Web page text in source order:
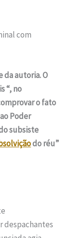
com
da autoria. O
“, no
o fato
Poder
subsiste
do réu”
despachantes